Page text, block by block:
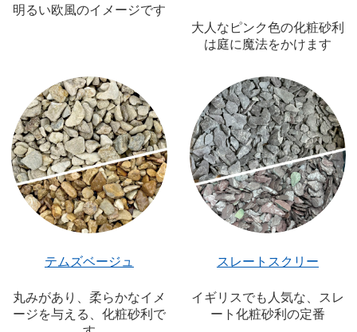
明るい欧風のイメージです
大人なピンク色の化粧砂利
は庭に魔法をかけます
テムズベージュ
丸みがあり、柔らかなイメ
ージを与える、化粧砂利で
スレートスクリー
イギリスでも人気な、スレ
ート化粧砂利の定番